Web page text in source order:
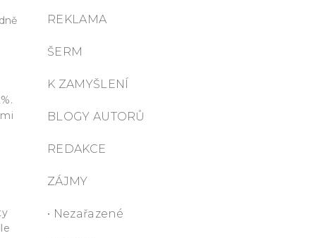
REKLAMA
ŠERM
K ZAMYŠLENÍ
BLOGY AUTORŮ
REDAKCE
ZÁJMY
• Nezařazené